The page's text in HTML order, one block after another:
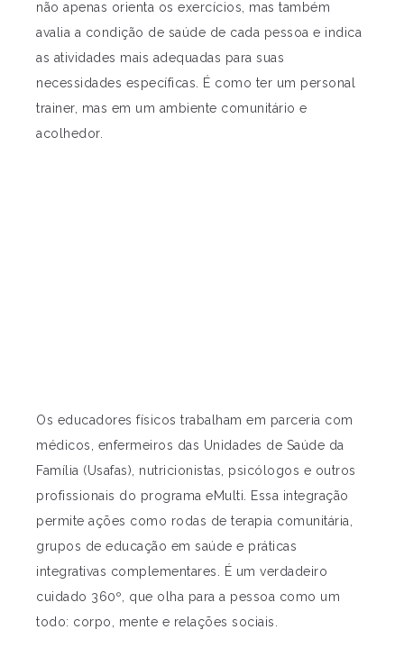
não apenas orienta os exercícios, mas também
avalia a condição de saúde de cada pessoa e indica
as atividades mais adequadas para suas
necessidades específicas. É como ter um personal
trainer, mas em um ambiente comunitário e
acolhedor.
Os educadores físicos trabalham em parceria com
médicos, enfermeiros das Unidades de Saúde da
Família (Usafas), nutricionistas, psicólogos e outros
profissionais do programa eMulti. Essa integração
permite ações como rodas de terapia comunitária,
grupos de educação em saúde e práticas
integrativas complementares. É um verdadeiro
cuidado 360º, que olha para a pessoa como um
todo: corpo, mente e relações sociais.